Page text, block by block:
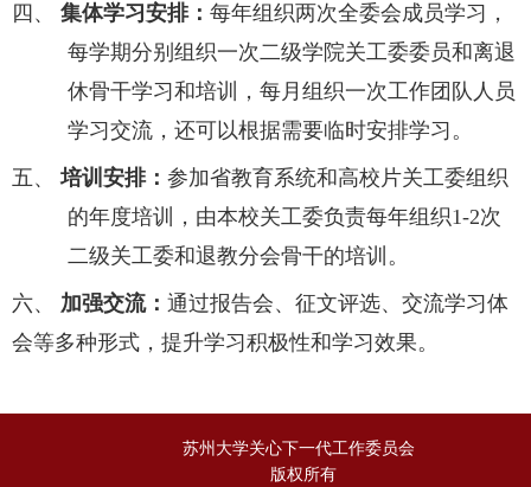
四、 集体学习安排： 每年组织两次全委会成员学习，
每学期分别组织一次二级学院关工委委员和离退
休骨干学习和培训，每月组织一次工作团队人员
学习交流，还可以根据需要临时安排学习。
五、培训安排： 参加省教育系统和高校片关工委组织
的年度培训，由本校关工委负责每年组织1-2次
二级关工委和退教分会骨干的培训。
六、 加强交流： 通过报告会、征文评选、交流学习体
会等多种形式，提升学习积极性和学习效果。
苏州大学关心下一代工作委员会
版权所有